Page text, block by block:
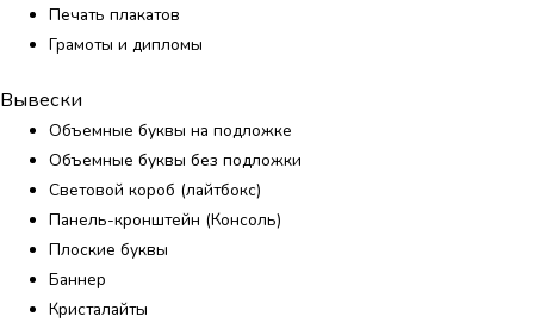
Печать плакатов
Грамоты и дипломы
Вывески
Объемные буквы на подложке
Объемные буквы без подложки
Световой короб (лайтбокс)
Панель-кронштейн (Консоль)
Плоские буквы
Баннер
Кристалайты